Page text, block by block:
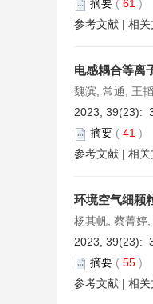
摘要 ( 61 )
参考文献 | 相关
电感耦合等离
魏滨, 常通, 王韬
2023, 39(23):
摘要 ( 41 )
参考文献 | 相关
环境空气细颗
杨其帆, 蔡菁婷
2023, 39(23):
摘要 ( 55 )
参考文献 | 相关